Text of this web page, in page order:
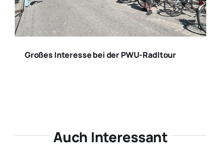
Großes Interesse bei der PWU-Radltour
Auch Interessant